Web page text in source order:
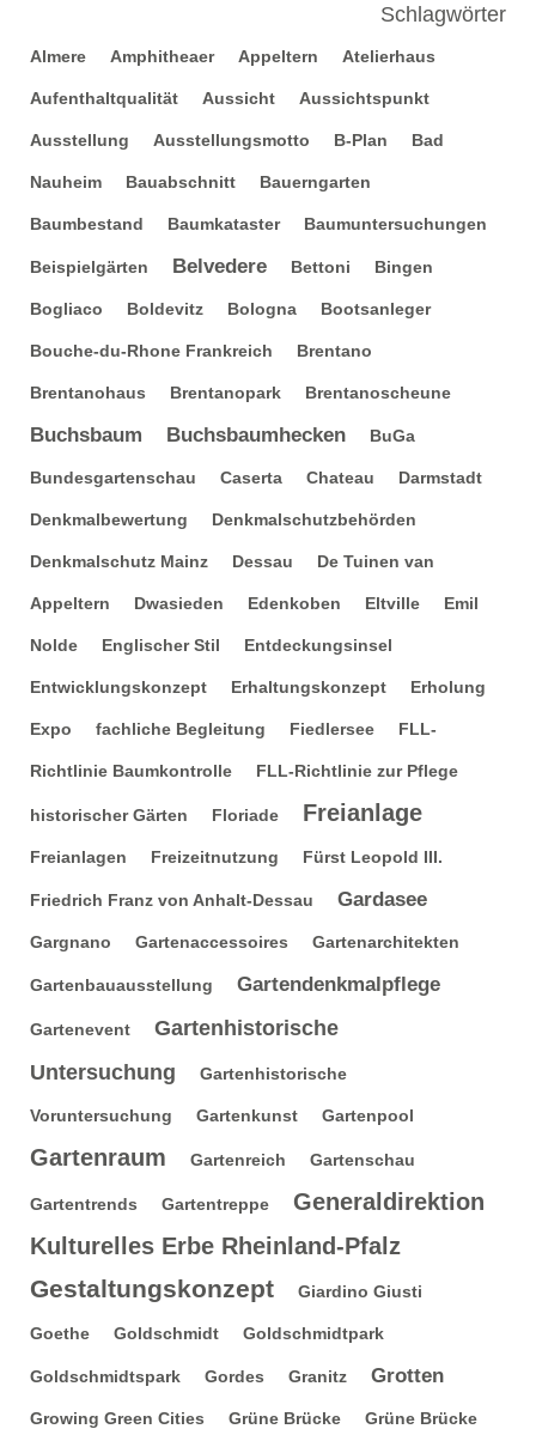
Schlagwörter
Almere Amphitheaer Appeltern Atelierhaus
Aufenthaltqualität Aussicht Aussichtspunkt
Ausstellung Ausstellungsmotto B-Plan Bad
Nauheim Bauabschnitt Bauerngarten
Baumbestand Baumkataster Baumuntersuchungen
Beispielgärten Belvedere Bettoni Bingen
Bogliaco Boldevitz Bologna Bootsanleger
Bouche-du-Rhone Frankreich Brentano
Brentanohaus Brentanopark Brentanoscheune
Buchsbaum Buchsbaumhecken BuGa
Bundesgartenschau Caserta Chateau Darmstadt
Denkmalbewertung Denkmalschutzbehörden
Denkmalschutz Mainz Dessau De Tuinen van
Appeltern Dwasieden Edenkoben Eltville Emil
Nolde Englischer Stil Entdeckungsinsel
Entwicklungskonzept Erhaltungskonzept Erholung
Expo fachliche Begleitung Fiedlersee FLL-
Richtlinie Baumkontrolle FLL-Richtlinie zur Pflege
historischer Gärten Floriade Freianlage
Freianlagen Freizeitnutzung Fürst Leopold III.
Friedrich Franz von Anhalt-Dessau Gardasee
Gargnano Gartenaccessoires Gartenarchitekten
Gartenbauausstellung Gartendenkmalpflege
Gartenevent
Gartenhistorische
Untersuchung
Gartenhistorische
Voruntersuchung Gartenkunst Gartenpool
Gartenraum Gartenreich Gartenschau
Gartentrends Gartentreppe
Generaldirektion
Kulturelles Erbe Rheinland-Pfalz
Gestaltungskonzept Giardino Giusti
Goethe Goldschmidt Goldschmidtpark
Goldschmidtspark Gordes Granitz Grotten
Growing Green Cities Grüne Brücke Grüne Brücke